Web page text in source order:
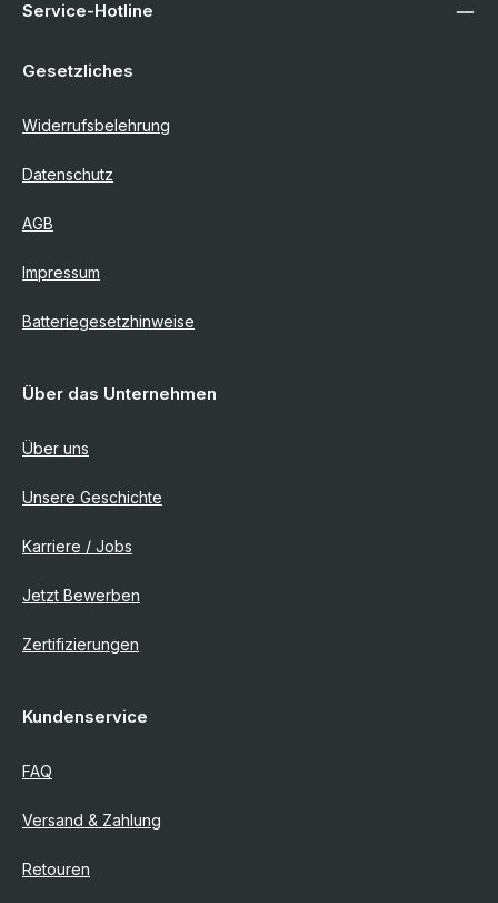
Service-Hotline
Gesetzliches
Widerrufsbelehrung
Datenschutz
AGB
Impressum
Batteriegesetzhinweise
Über das Unternehmen
Über uns
Unsere Geschichte
Karriere / Jobs
Jetzt Bewerben
Zertifizierungen
Kundenservice
FAQ
Versand & Zahlung
Retouren